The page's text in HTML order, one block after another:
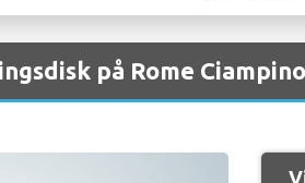
på Rome